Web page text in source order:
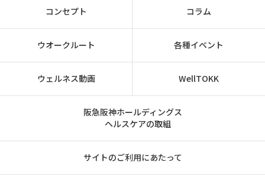
コンセプト コラム
ウオークルート 各種イベント
ウェルネス動画 WellTOKK
阪急阪神ホールディングス
ヘルスケアの取組
サイトのご利用にあたって